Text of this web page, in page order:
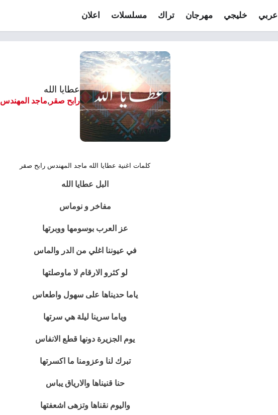
عربي خليجي مهرجان تراك مسلسلات اعلان
عطايا الله
رابح صقر,ماجد المهندس
كلمات اغنية عطايا الله ماجد المهندس رابح صقر
البل عطايا الله
مفاخر و نوماس
عز العرب بوسومها ووبرتها
في عيوننا اغلي من الدر والماس
لو كثرو الارقام لا ماوصلتها
ياما حديناها على سهول واطعاس
وياما سرينا ليلة هي سرتها
يوم الجزيرة دونها قطع الانفاس
تبرك لنا وعزومنا ما اكسرتها
حنا قنيناها والارياق يباس
واليوم نقناها وتزهى اشعفتها